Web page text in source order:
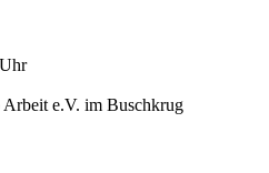
e.V. im Buschkrug